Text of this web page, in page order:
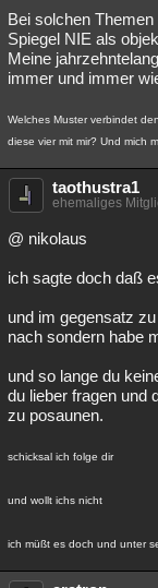
Bei solchen
Spiegel NIE als
Meine
immer und immer
Welches Muster verbindet
diese vier mit mir? Und mich
taothustra1
ehemaliges
@ nikolaus
ich sagte doch daß
und im gegensatz
nach sondern habe
und so lange du
du lieber fragen und
zu posaunen.
schicksal ich folge dir
und wollt ichs nicht
ich müßt es doch und unter